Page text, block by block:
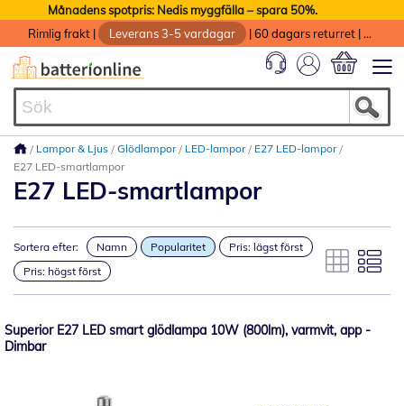
Månadens spotpris: Nedis myggfälla – spara 50%.
Rimlig frakt | Leverans 3-5 vardagar |60 dagars returret |
Lampor & Ljus Glödlampor LED-lampor
E27 LED-lampor
E27 LED-smartlampor
E27 LED-smartlampor
Sortera efter: Namn Popularitet
Pris: lägst först
Pris: högst först
Superior E27 LED smart glödlampa 10W (800lm), varmvit, app -
Dimbar